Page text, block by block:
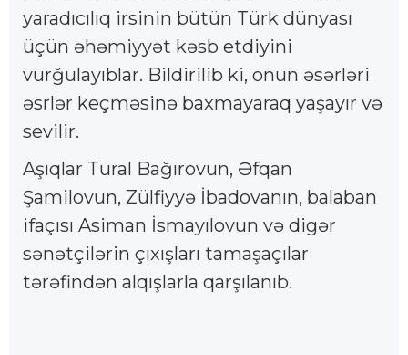
yaradıcılıq irsinin bütün Türk dünyası
üçün əhəmiyyət kəsb etdiyini
vurğulayıblar. Bildirilib ki, onun əsərləri
əsrlər keçməsinə baxmayaraq yaşayır və
sevilir.
Aşıqlar Tural Bağırovun, Əfqan
Şamilovun, Zülfiyyə İbadovanın, balaban
ifaçısı Asiman İsmayılovun və digər
sənətçilərin çıxışları tamaşaçılar
tərəfindən alqışlarla qarşılanıb.